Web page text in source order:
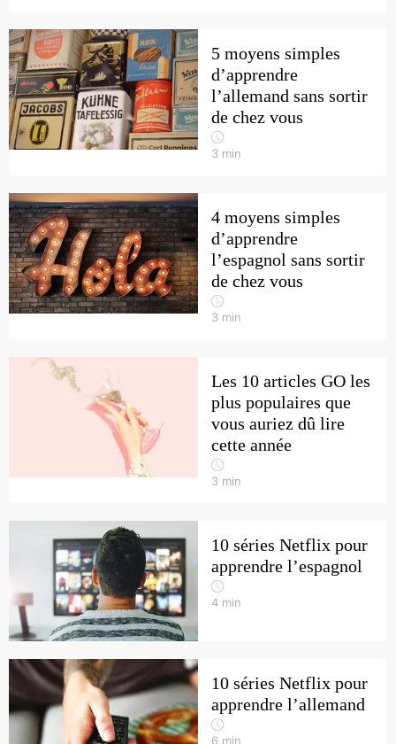
5 moyens simples
d’apprendre
l’allemand sans sortir
de chez vous
3 min
4 moyens simples
d’apprendre
l’espagnol sans sortir
de chez vous
3 min
Les 10 articles GO les
plus populaires que
vous auriez dû lire
cette année
3 min
10 séries Netflix pour
apprendre l’espagnol
4 min
10 séries Netflix pour
apprendre l’allemand
6 min